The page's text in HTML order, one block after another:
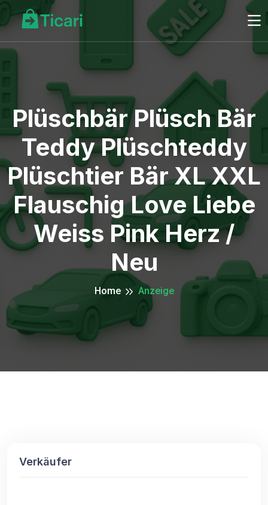
Plüschbär Plüsch Bär
Teddy Plüschteddy
Plüschtier Bär XL XXL
Flauschig Love Liebe
Weiss Pink Herz /
Neu
Home Anzeige
Verkäufer